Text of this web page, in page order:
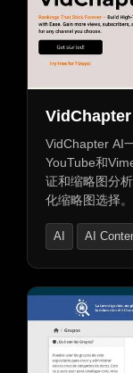
VidChapter
VidChapter AI
YouTube和
证和缩略图分
化缩略图选择
邮件通讯创建
AI
AI